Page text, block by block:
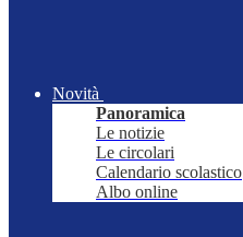
Novità
Panoramica
Le notizie
Le circolari
Calendario scolastico
Albo online